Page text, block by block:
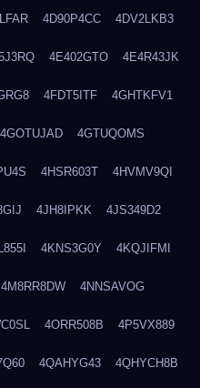
4D90P4CC 4DV2LKB3
4E402GTO 4E4R43JK
4FDT5ITF 4GHTKFV1
4GOTUJAD 4GTUQOMS
4HSR603T 4HVMV9QI
4JH8IPKK 4JS349D2
4KNS3G0Y 4KQJIFMI
4M8RR8DW 4NNSAVOG
4ORR508B 4P5VX889
4QAHYG43 4QHYCH8B